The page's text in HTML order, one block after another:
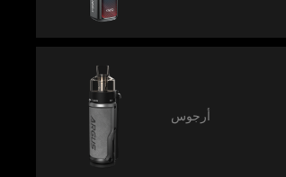
أرجوس